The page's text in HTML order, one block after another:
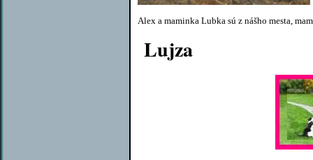
Alex a maminka Lubka sú z nášho mesta,
Lujza